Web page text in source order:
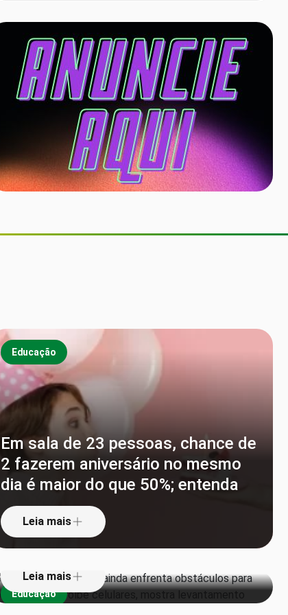
Educação
Em sala de 23 pessoas, chance de
2 fazerem aniversário no mesmo
dia é maior do que 50%; entenda
Leia mais
Educação
1 em cada 3 escolas ainda
enfrenta obstáculos para aplicar lei
que proíbe celulares, mostra
levantamento
Leia mais